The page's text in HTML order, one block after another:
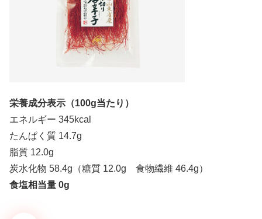
栄養成分表示（100g当たり）
エネルギー 345kcal
たんぱく質 14.7g
脂質 12.0g
炭水化物 58.4g（糖質 12.0g 食物繊維 46.4g）
食塩相当量 0g